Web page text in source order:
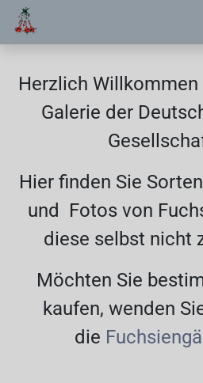
Herzlich
Galerie der
Hier finden Sie
und Fotos von
diese selbst nicht
Möchten Sie
kaufen, wenden
die